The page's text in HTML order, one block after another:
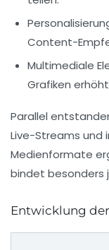
Content-
Multimediale
Grafiken
Parallel
Live-Streams und
Medienformate
bindet besonders
Entwicklung